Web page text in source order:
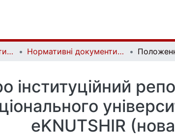
Нормативні документи eKNUTSHIR | Regulatory documents of eKNUTSHIR Нормативні документи eKNUTSHIR | Regulatory documents of eKNUTSHIR
інституційний
еKNUTSHIR